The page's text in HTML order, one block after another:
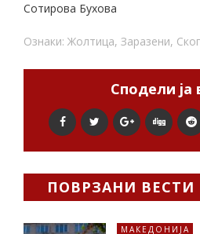
Сотирова Бухова
Ознаки: Жолтица, Заразени,
Сподели ја
ПОВРЗАНИ ВЕСТИ
МАКЕДОНИЈА